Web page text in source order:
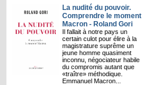
La nudité du pouvoir.
Comprendre le moment
Macron - Roland Gori
Il fallait à notre pays un
certain culot pour élire à la
magistrature suprême un
jeune homme quasiment
inconnu, négociateur habile
du compromis autant que
«traître» méthodique.
Emmanuel Macron...